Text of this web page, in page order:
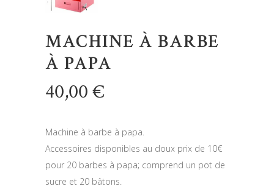
MACHINE À BARBE
À PAPA
40,00€
Machine à barbe à papa.
Accessoires disponibles au doux prix de 10€
pour 20 barbes à papa; comprend un pot de
sucre et 20 bâtons.